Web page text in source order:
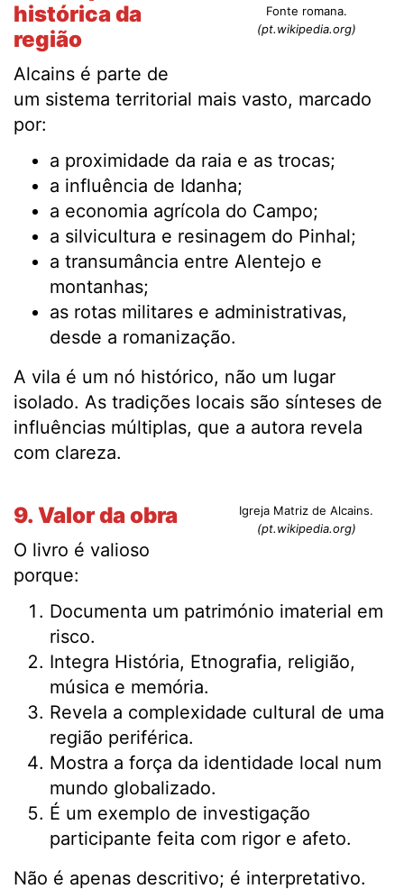
Fonte romana.
(pt.wikipedia.org)
histórica da
região
Alcains é parte de
um sistema territorial mais vasto, marcado
por:
a proximidade da raia e as trocas;
a influência de Idanha;
a economia agrícola do Campo;
a silvicultura e resinagem do Pinhal;
a transumância entre Alentejo e
montanhas;
as rotas militares e administrativas,
desde a romanização.
A vila é um nó histórico, não um lugar
isolado. As tradições locais são sínteses de
influências múltiplas, que a autora revela
com clareza.
Igreja Matriz de Alcains.
(pt.wikipedia.org)
9. Valor da obra
O livro é valioso
porque:
Documenta um património imaterial em
risco.
Integra História, Etnografia, religião,
música e memória.
Revela a complexidade cultural de uma
região periférica.
Mostra a força da identidade local num
mundo globalizado.
É um exemplo de investigação
participante feita com rigor e afeto.
Não é apenas descritivo; é interpretativo.